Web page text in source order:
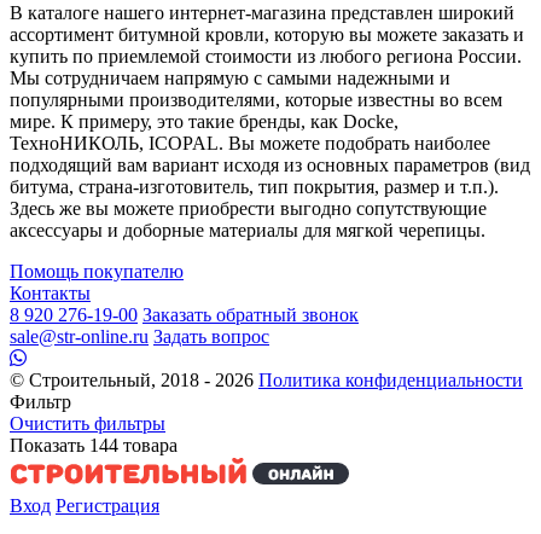
В каталоге нашего интернет-магазина представлен широкий
ассортимент битумной кровли, которую вы можете заказать и
купить по приемлемой стоимости из любого региона России.
Мы сотрудничаем напрямую с самыми надежными и
популярными производителями, которые известны во всем
мире. К примеру, это такие бренды, как Docke,
ТехноНИКОЛЬ, ICOPAL. Вы можете подобрать наиболее
подходящий вам вариант исходя из основных параметров (вид
битума, страна-изготовитель, тип покрытия, размер и т.п.).
Здесь же вы можете приобрести выгодно сопутствующие
аксессуары и доборные материалы для мягкой черепицы.
Помощь покупателю
Контакты
8 920 276-19-00 Заказать обратный звонок
sale@str-online.ru Задать вопрос
© Строительный, 2018 - 2026 Политика конфиденциальности
Фильтр
Очистить фильтры
Показать 144 товара
Вход Регистрация